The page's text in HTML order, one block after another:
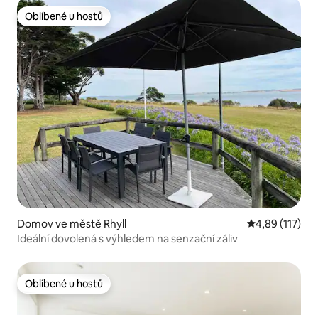
Oblíbené u hostů
Oblíbené u hostů
Domov ve městě Rhyll Průměrné
4,89 (117)
Ideální dovolená s výhledem na senzační záliv
Oblíbené u hostů
Oblíbené u hostů